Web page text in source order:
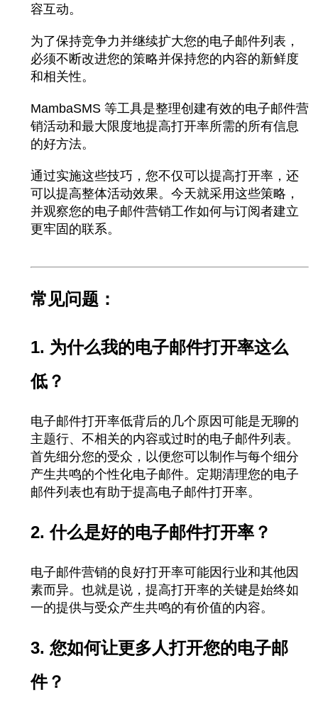
容互动。
为了保持竞争力并继续扩大您的电子邮件列表，
必须不断改进您的策略并保持您的内容的新鲜度
和相关性。
MambaSMS 等工具是整理创建有效的电子邮件营
销活动和最大限度地提高打开率所需的所有信息
的好方法。
通过实施这些技巧，您不仅可以提高打开率，还
可以提高整体活动效果。今天就采用这些策略，
并观察您的电子邮件营销工作如何与订阅者建立
更牢固的联系。
常见问题：
1. 为什么我的电子邮件打开率这么
低？
电子邮件打开率低背后的几个原因可能是无聊的
主题行、不相关的内容或过时的电子邮件列表。
首先细分您的受众，以便您可以制作与每个细分
产生共鸣的个性化电子邮件。定期清理您的电子
邮件列表也有助于提高电子邮件打开率。
2. 什么是好的电子邮件打开率？
电子邮件营销的良好打开率可能因行业和其他因
素而异。也就是说，提高打开率的关键是始终如
一的提供与受众产生共鸣的有价值的内容。
3. 您如何让更多人打开您的电子邮
件？